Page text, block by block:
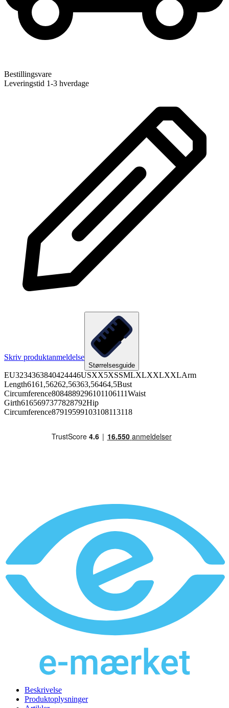
Bestillingsvare
Leveringstid 1-3 hverdage
Skriv produktanmeldelse
Størrelsesguide
EU3234363840424446USXX5XSSMLXLXXLXXLArm
Length6161,56262,56363,56464,5Bust
Circumference8084889296101106111Waist
Girth6165697377828792Hip
Circumference87919599103108113118
Beskrivelse
Produktoplysninger